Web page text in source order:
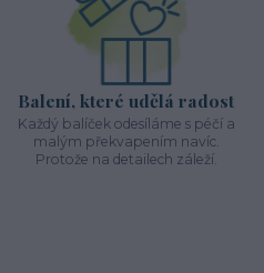
Balení, které udělá radost
Každý balíček odesíláme s péčí a
malým překvapením navíc.
Protože na detailech záleží.